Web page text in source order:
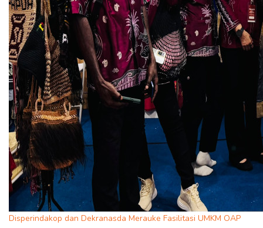
Disperindakop dan Dekranasda Merauke Fasilitasi UMKM OAP